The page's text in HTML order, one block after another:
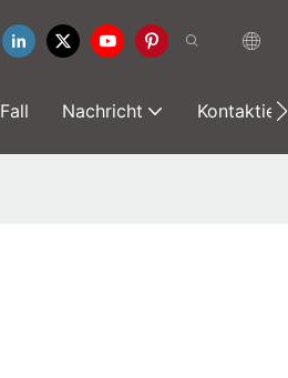
Fall Nachricht